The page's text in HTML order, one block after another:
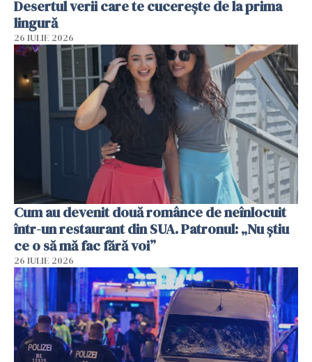
Desertul verii care te cucerește de la prima
lingură
26 IULIE 2026
Cum au devenit două românce de neînlocuit
într-un restaurant din SUA. Patronul: „Nu știu
ce o să mă fac fără voi”
26 IULIE 2026